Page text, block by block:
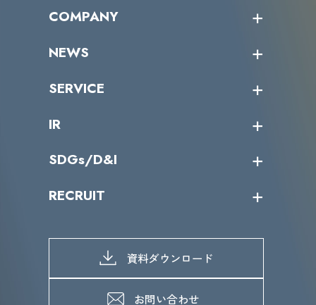
受講者の声
COMPANY
トップメッセージ
ミッション／ビジョン
パートナー企業一覧
NEWS
サイバーニュース
SERVICE
カテゴリー別サービス一覧
IR
IRカレンダー
IRライブラリー
よくあるご質問
SDGs/D&I
当グループのマテリアリティ
SDGs推進体制
D&Iの取り組み
RECRUIT
募集職種一覧
メッセージ
メンバーインタビュー
資料ダウンロード
お問い合わせ